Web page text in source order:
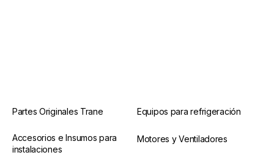
Partes Originales Trane Equipos para refrigeración
Accesorios e Insumos para
instalaciones
Motores y Ventiladores